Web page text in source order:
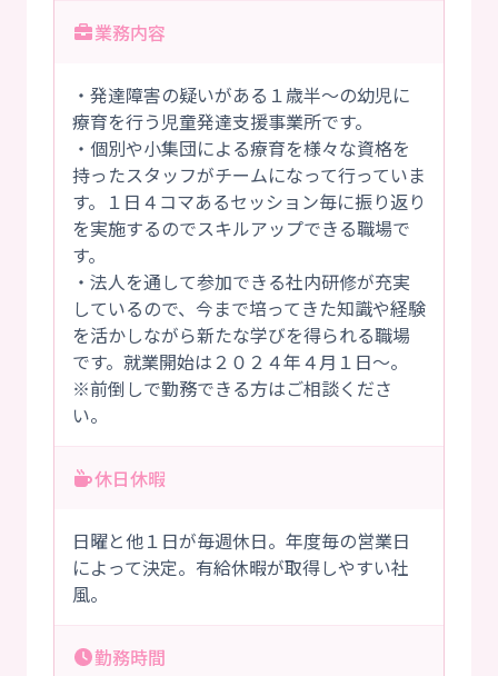
業務内容
・発達障害の疑いがある１歳半～の幼児に
療育を行う児童発達支援事業所です。
・個別や小集団による療育を様々な資格を
持ったスタッフがチームになって行っていま
す。１日４コマあるセッション毎に振り返り
を実施するのでスキルアップできる職場で
す。
・法人を通して参加できる社内研修が充実
しているので、今まで培ってきた知識や経験
を活かしながら新たな学びを得られる職場
です。就業開始は２０２４年４月１日～。
※前倒しで勤務できる方はご相談くださ
い。
休日休暇
日曜と他１日が毎週休日。年度毎の営業日
によって決定。有給休暇が取得しやすい社
風。
勤務時間